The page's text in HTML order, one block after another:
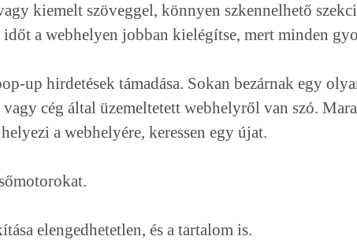
kiemelt szöveggel, könnyen szkennelhető
a webhelyen jobban kielégítse, mert minden
up hirdetések támadása. Sokan bezárnak egy
cég által üzemeltetett webhelyről van szó.
a webhelyére, keressen egy újat.
elengedhetetlen, és a tartalom is.